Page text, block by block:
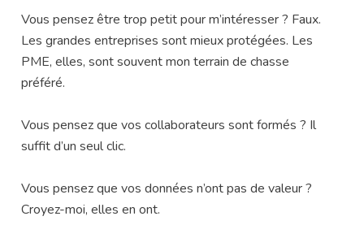
Vous pensez être trop petit pour m’intéresser ? Faux.
Les grandes entreprises sont mieux protégées. Les
PME, elles, sont souvent mon terrain de chasse
préféré.
Vous pensez que vos collaborateurs sont formés ? Il
suffit d’un seul clic.
Vous pensez que vos données n’ont pas de valeur ?
Croyez-moi, elles en ont.